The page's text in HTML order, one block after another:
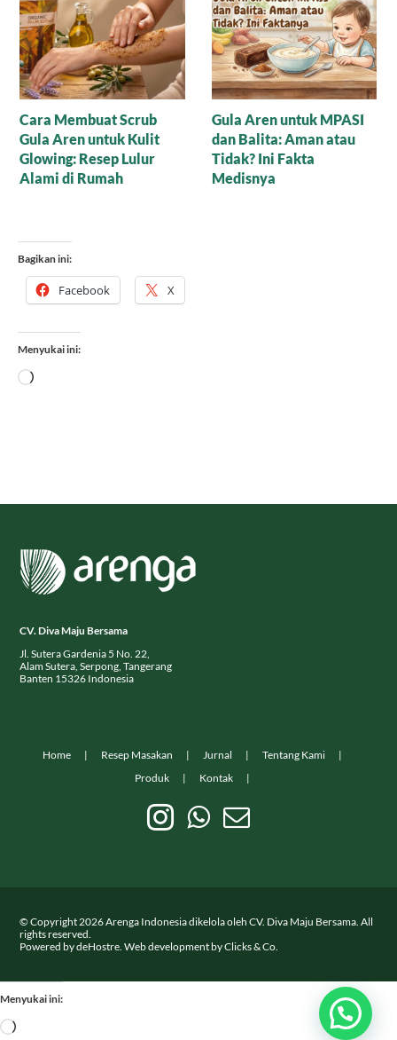
Alpukat untuk Merawat
Kecantikan
Perbandingan Gula Aren
dan Gula Pasir: Mana
yang Lebih Manis untuk
Tubuhmu?
Bagikan ini:
Facebook X
Menyukai ini:
Memuat...
CV. Diva Maju Bersama
Jl. Sutera Gardenia 5 No. 22,
Alam Sutera, Serpong, Tangerang
Banten 15326 Indonesia
Home Resep Masakan Jurnal
Tentang Kami
Produk
Kontak
© Copyright2026Arenga Indonesia dikelola oleh CV. Diva Maju Bersama. All
rights reserved.
Powered bydeHostre. Web development byClicks & Co.
Menyukai ini:
Memuat...